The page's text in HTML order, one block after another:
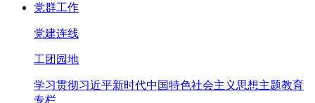
党群工作
党建连线
工团园地
学习贯彻习近平新时代中国特色社会主义思想主题教育
专栏